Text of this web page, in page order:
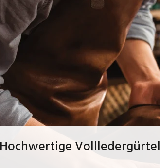
Hochwertige Vollledergürtel